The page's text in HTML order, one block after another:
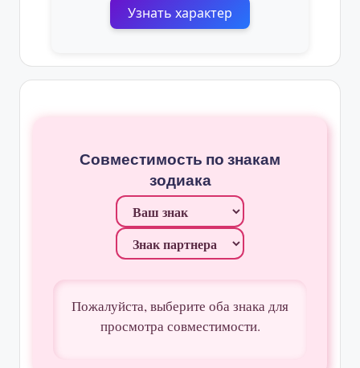
Узнать характер
Совместимость по знакам
зодиака
Пожалуйста, выберите оба знака для
просмотра совместимости.